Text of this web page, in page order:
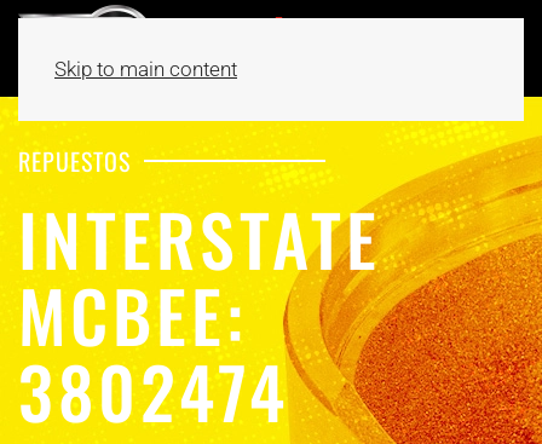
Skip to main content
REPUESTOS
INTERSTATE
MCBEE:
3802474